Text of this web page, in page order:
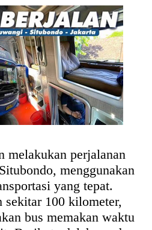
melakukan perjalanan
menggunakan
yang tepat.
sekitar 100 kilometer,
bus memakan waktu